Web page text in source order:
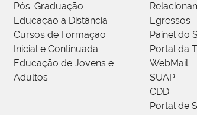
Pós-Graduação
Educação a Distância
Cursos de Formação
Inicial e Continuada
Educação de Jovens e
Adultos
Egressos
Painel do
Portal da
WebMail
SUAP
CDD
Portal de